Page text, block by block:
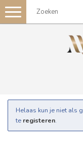
Toggle
navigation
Helaas kun je niet als
te registeren.